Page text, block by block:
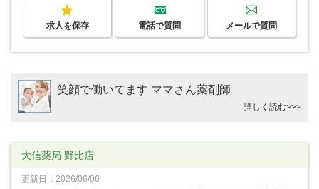
求人を保存 電話で質問 メールで質問
笑顔で働いてます ママさん薬剤師
詳しく読む>>>
大信薬局 野比店
更新日：2026/06/06